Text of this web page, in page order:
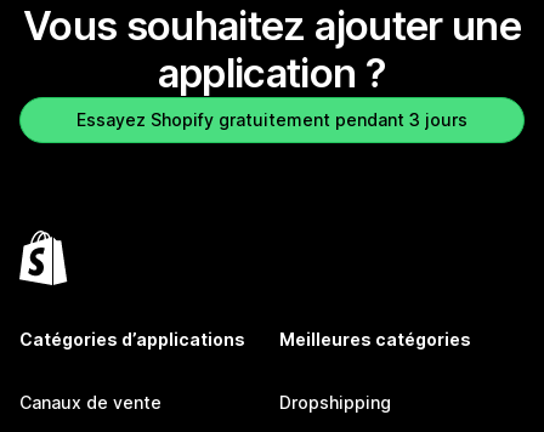
Vous souhaitez ajouter une
application ?
Essayez Shopify gratuitement pendant 3 jours
Catégories d’applications
Canaux de vente
Meilleures catégories
Dropshipping